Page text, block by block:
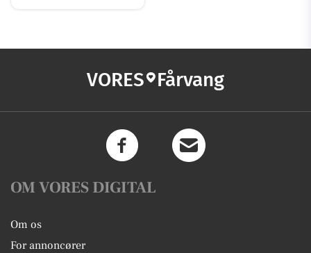
VORES Fårvang
OM VORES DIGITAL
Om os
For annoncører